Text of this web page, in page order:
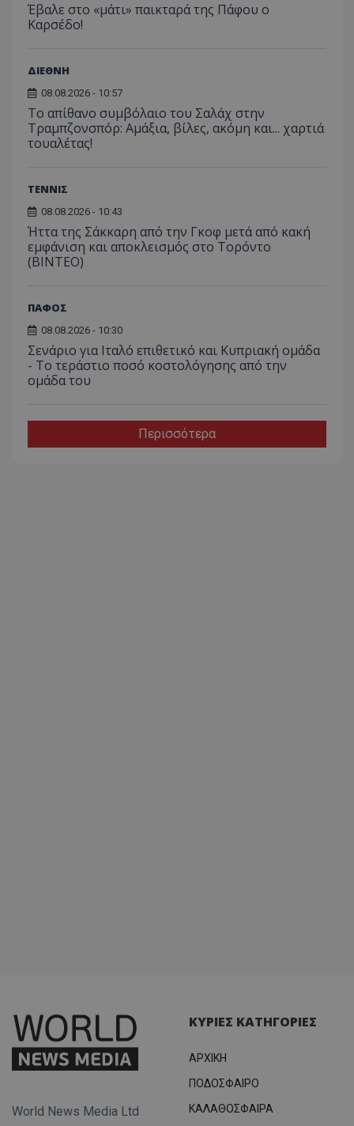
Έβαλε στο «μάτι» παικταρά της Πάφου ο
Καρσέδο!
ΔΙΕΘΝΗ
08.08.2026 - 10:57
Το απίθανο συμβόλαιο του Σαλάχ στην
Τραμπζονσπόρ: Αμάξια, βίλες, ακόμη και... χαρτιά
τουαλέτας!
ΤΕΝΝΙΣ
08.08.2026 - 10:43
Ήττα της Σάκκαρη από την Γκοφ μετά από κακή
εμφάνιση και αποκλεισμός στο Τορόντο
(ΒΙΝΤΕΟ)
ΠΑΦΟΣ
08.08.2026 - 10:30
Σενάριο για Ιταλό επιθετικό και Κυπριακή ομάδα
- Το τεράστιο ποσό κοστολόγησης από την
ομάδα του
Περισσότερα
World News Media Ltd
ΚΥΡΙΕΣ ΚΑΤΗΓΟΡΙΕΣ
ΑΡΧΙΚΗ
ΠΟΔΟΣΦΑΙΡΟ
ΚΑΛΑΘΟΣΦΑΙΡΑ